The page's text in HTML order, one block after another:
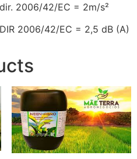
2006/42/EC = 2m/s²
2006/42/EC = 2,5 dB (A)